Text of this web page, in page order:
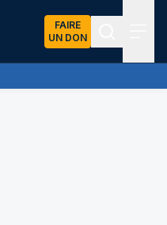
FAIRE
UN DON
d'altitude, ternissant plus ou